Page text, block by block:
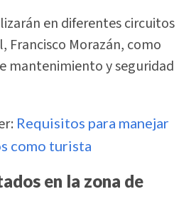
en diferentes circuitos
Francisco Morazán, como
mantenimiento y seguridad
Requisitos para manejar
como turista
en la zona de